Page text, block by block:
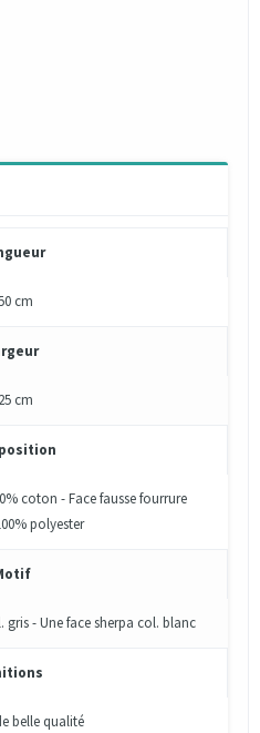
cm
cm
coton - Face fausse fourrure
polyester
- Une face sherpa col. blanc
belle qualité